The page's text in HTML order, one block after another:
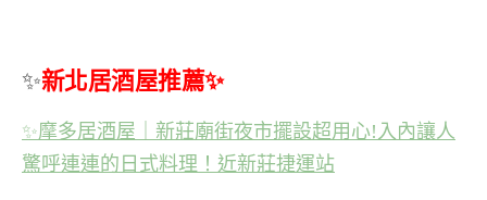
✨新北居酒屋推薦✨
✨摩多居酒屋｜新莊廟街夜市擺設超用心!入內讓人
驚呼連連的日式料理！近新莊捷運站